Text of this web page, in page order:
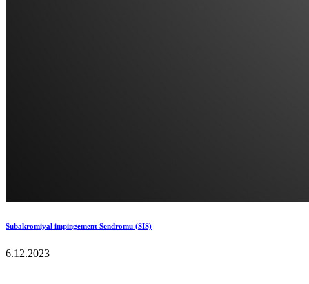
Subakromiyal impingement Sendromu (SIS)
6.12.2023